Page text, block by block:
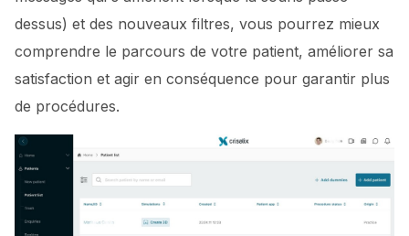
dessus) et des nouveaux filtres, vous pourrez mieux
comprendre le parcours de votre patient, améliorer sa
satisfaction et agir en conséquence pour garantir plus
de procédures.